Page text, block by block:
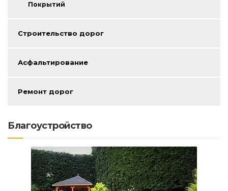
Покрытий
Строительство дорог
Асфальтирование
Ремонт дорог
Благоустройство